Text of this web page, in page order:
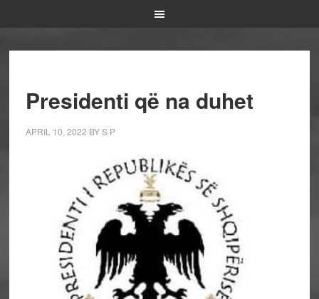
Presidenti që na duhet
APRIL 10, 2022 BYS P